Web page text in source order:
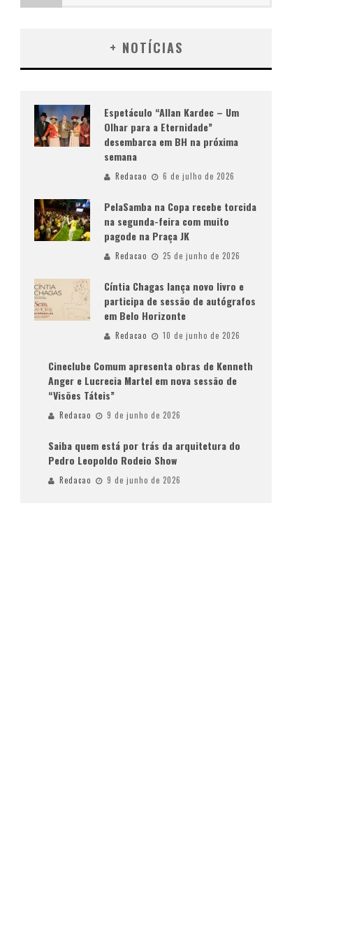
+ NOTÍCIAS
Espetáculo “Allan Kardec – Um
Olhar para a Eternidade”
desembarca em BH na próxima
semana
Redacao 6 de julho de 2026
PelaSamba na Copa recebe torcida
na segunda-feira com muito
pagode na Praça JK
Redacao 25 de junho de 2026
Cíntia Chagas lança novo livro e
participa de sessão de autógrafos
em Belo Horizonte
Redacao 10 de junho de 2026
Cineclube Comum apresenta obras de Kenneth
Anger e Lucrecia Martel em nova sessão de
“Visões Táteis”
Redacao 9 de junho de 2026
Saiba quem está por trás da arquitetura do
Pedro Leopoldo Rodeio Show
Redacao 9 de junho de 2026